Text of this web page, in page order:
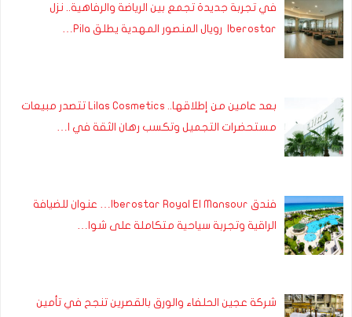
في تجربة جديدة تجمع بين الرياضة والرفاهية.. نزل
Iberostar رويال المنصور المهدية يطلق Pila…
بعد عامين من إطلاقها.. Lilas Cosmetics تتصدر مبيعات
مستحضرات التجميل وتكسب رهان الثقة في ا…
فندق Iberostar Royal El Mansour… عنوان للضيافة
الراقية وتجربة سياحية متكاملة على شوا…
شركة عجين الحلفاء والورق بالقصرين تنجح في تأمين